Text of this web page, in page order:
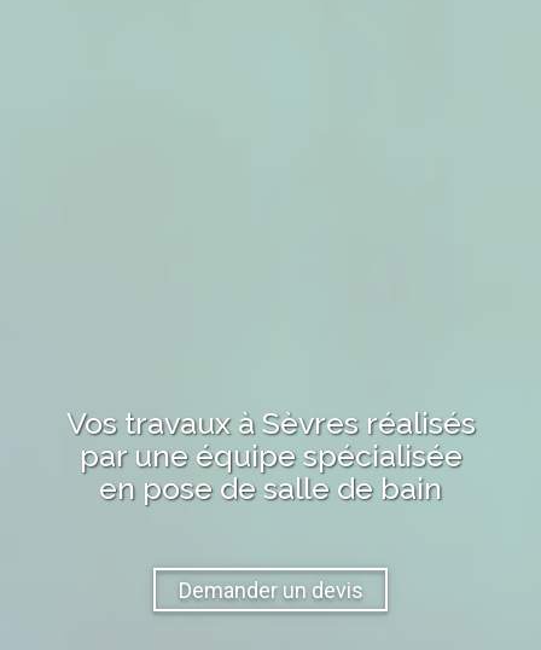
Vos travaux à Sèvresréalisés
par une équipe spécialisée
en pose de salle de bain
Demander un devis